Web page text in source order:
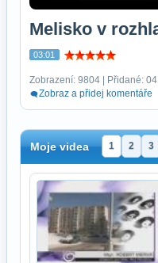
Melisko v
03:01
Zobrazení: 9804 | Přidané:
Zobraz a přidej komentáře
Moje videa 1 2 3